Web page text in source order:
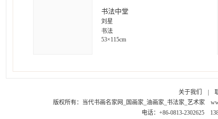
书法中堂
刘星
书法
53×115cm
关于我们
版权所有： 当代书画名家网_国画家_油画家_书法家_艺术家
电话：+86-0813-2302625